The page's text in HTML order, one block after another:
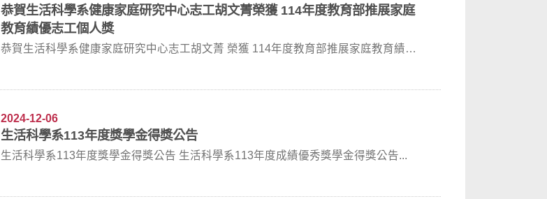
恭賀生活科學系健康家庭研究中心志工胡文菁榮獲 114年度教育部推展家庭
教育績優志工個人獎
恭賀生活科學系健康家庭研究中心志工胡文菁 榮獲 114年度教育部推展家庭教育績優
2024-12-06
生活科學系113年度獎學金得獎公告
生活科學系113年度獎學金得獎公告 生活科學系113年度成績優秀獎學金得獎公告...